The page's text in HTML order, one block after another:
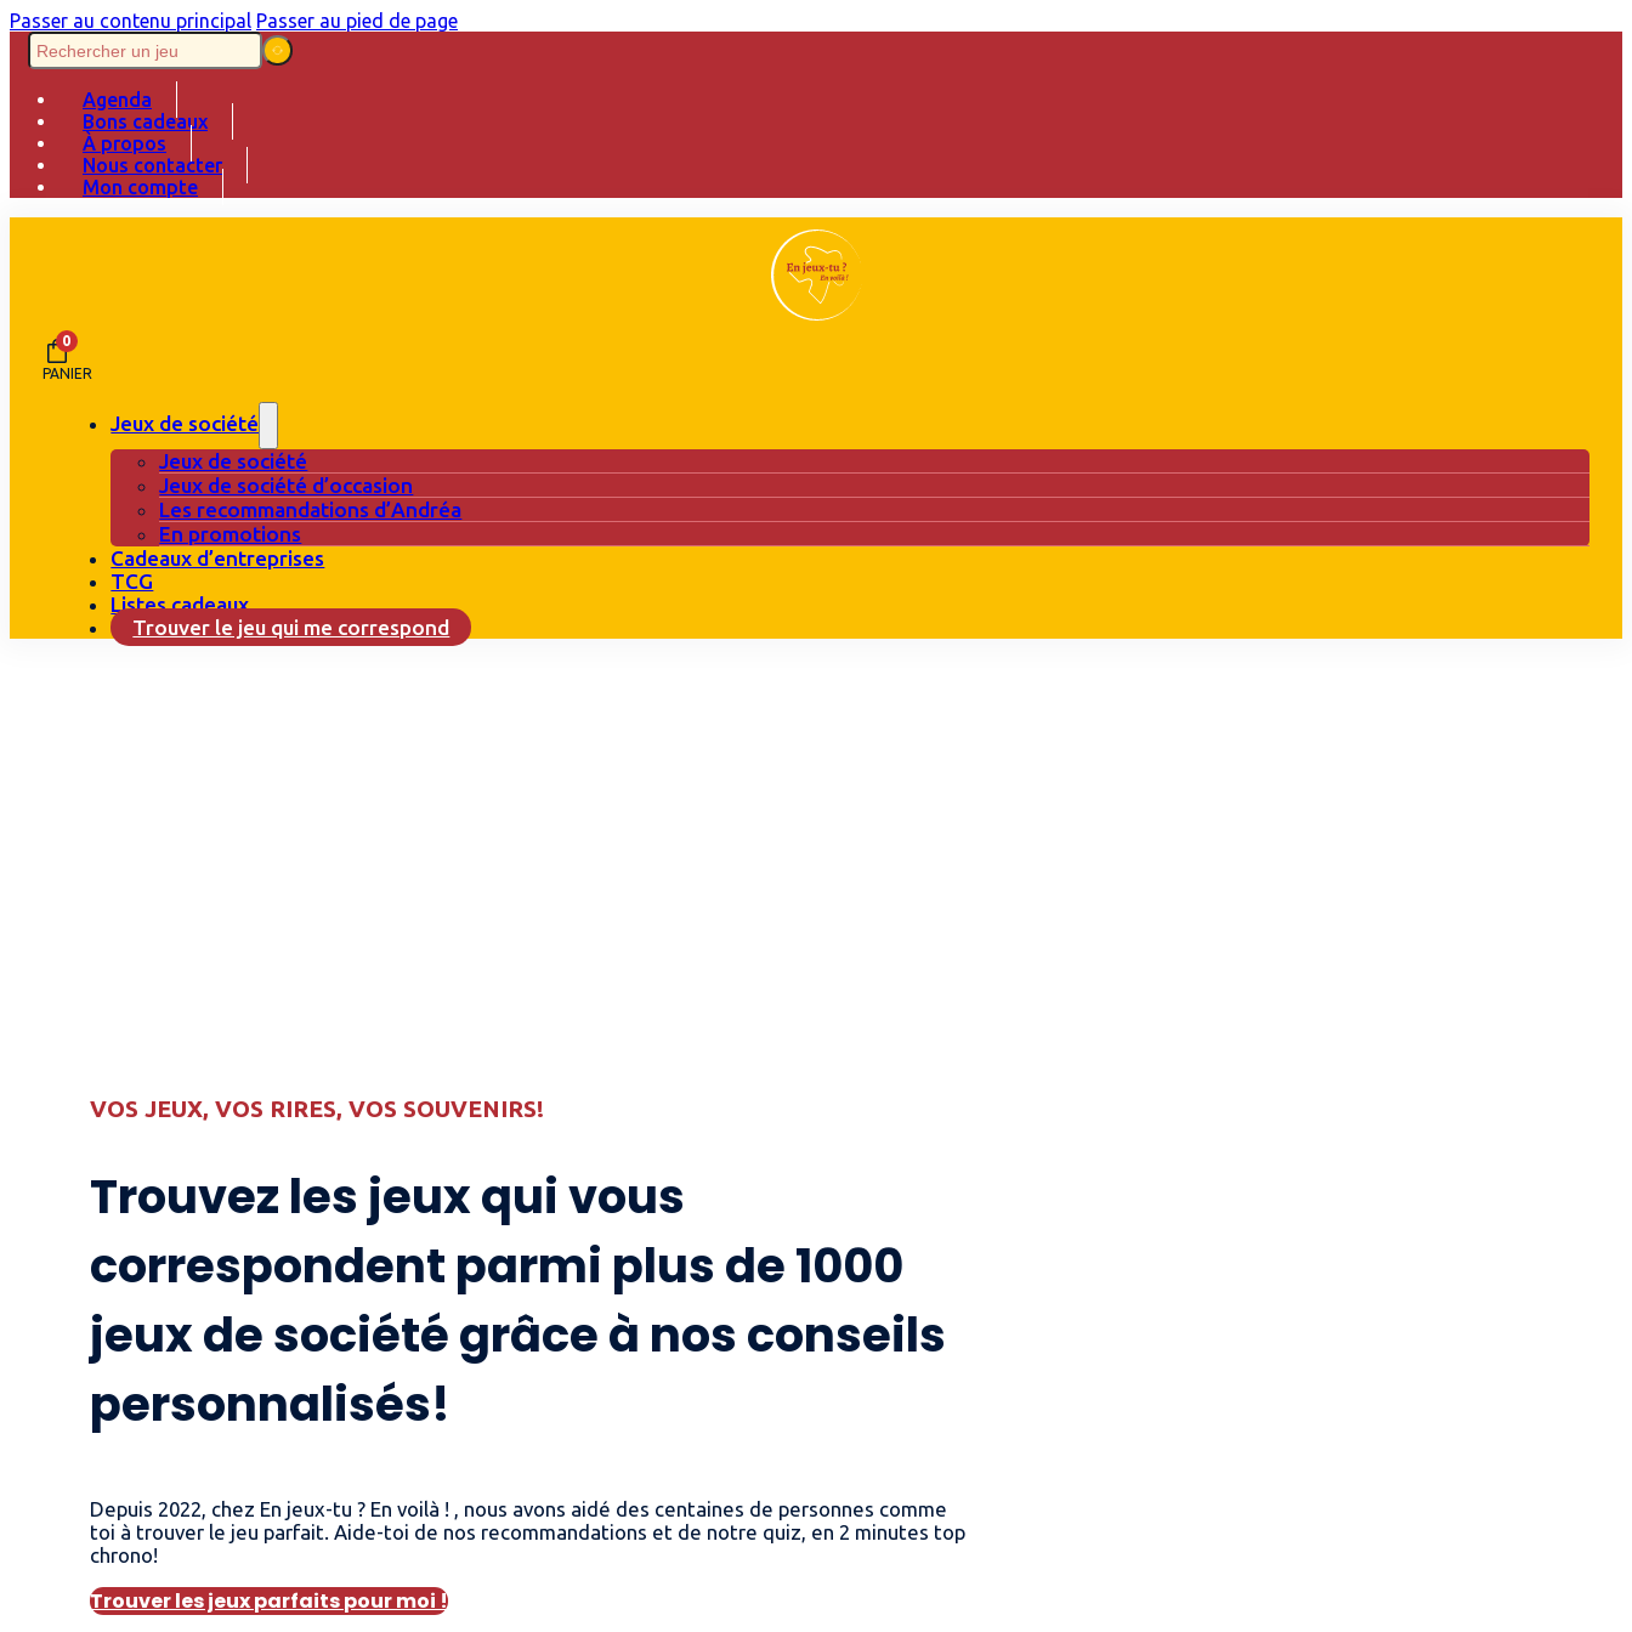
Passer au contenu principal Passer au pied de page
Agenda
Bons cadeaux
À propos
Nous contacter
Mon compte
0
PANIER
Jeux de société
Jeux de société
Jeux de société d’occasion
Les recommandations d’Andréa
En promotions
Cadeaux d’entreprises
TCG
Listes cadeaux
Trouver le jeu qui me correspond
VOS JEUX, VOS RIRES, VOS SOUVENIRS!
Trouvez les jeux qui vous
correspondent parmi plus de 1000
jeux de société grâce à nos conseils
personnalisés!
Depuis 2022, chez En jeux-tu ? En voilà ! , nous avons aidé des centaines de personnes comme
toi à trouver le jeu parfait. Aide-toi de nos recommandations et de notre quiz, en 2 minutes top
chrono!
Trouver les jeux parfaits pour moi !